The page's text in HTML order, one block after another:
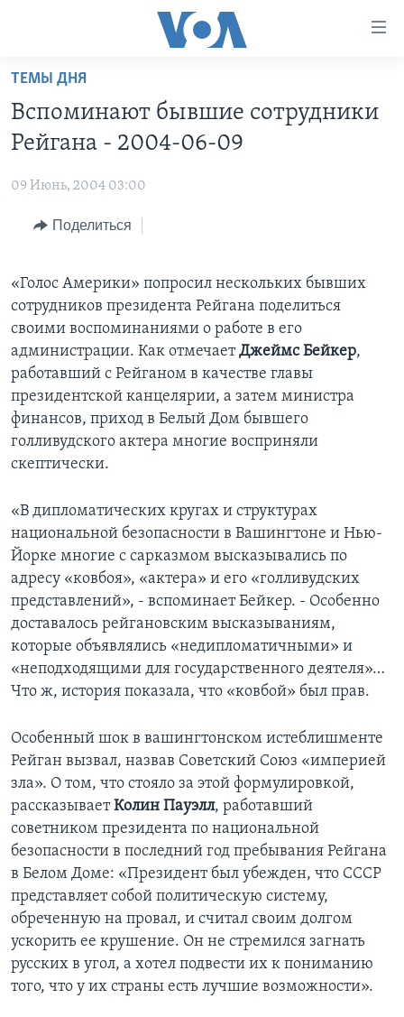
Перейти
основной
контент
навигации
НОВОСТИ ЗА МИНУТУ
ИТОГИ
ДИСКУССИЯ VOA
ДЕТАЛИ
НЬЮ-ЙОРК NEW YORK
АМЕРИКА. БОЛЬШОЕ ПУТЕШЕСТВИЕ
УЧИМ АНГЛИЙСКИЙ
НАША АМЕРИКАНСКАЯ ИСТОРИЯ
АРТЕФАКТЫ
АМЕРИКАНСКИЕ ГОРОДКИ
ТЕСТЫ
ЭКСПЕРТИЗА
ИНТЕРВЬЮ
ЗА СВОБОДУ ПРЕССЫ
УЧИМ АНГЛИЙСКИЙ
ВИДЕО
ПОДПИСКА НА НОВОСТИ
Learning English
Языки
ТЕМЫ ДНЯ
Вспоминают бывшие сотрудники
Рейгана - 2004-06-09
09 Июнь, 2004 03:00
Поделиться
«Голос Америки» попросил нескольких бывших
сотрудников президента Рейгана поделиться
своими воспоминаниями о работе в его
администрации. Как отмечаетДжеймс Бейкер,
работавший с Рейганом в качестве главы
президентской канцелярии, а затем министра
финансов, приход в Белый Дом бывшего
голливудского актера многие восприняли
скептически.
«В дипломатических кругах и структурах
национальной безопасности в Вашингтоне и Нью-
Йорке многие с сарказмом высказывались по
адресу «ковбоя», «актера» и его «голливудских
представлений», - вспоминает Бейкер. - Особенно
доставалось рейгановским высказываниям,
которые объявлялись «недипломатичными» и
«неподходящими для государственного деятеля»…
Что ж, история показала, что «ковбой» был прав.
Особенный шок в вашингтонском истеблишменте
Рейган вызвал, назвав Советский Союз «империей
зла». О том, что стояло за этой формулировкой,
рассказываетКолин Пауэлл, работавший
советником президента по национальной
безопасности в последний год пребывания Рейгана
в Белом Доме: «Президент был убежден, что СССР
представляет собой политическую систему,
обреченную на провал, и считал своим долгом
ускорить ее крушение. Он не стремился загнать
русских в угол, а хотел подвести их к пониманию
того, что у их страны есть лучшие возможности».